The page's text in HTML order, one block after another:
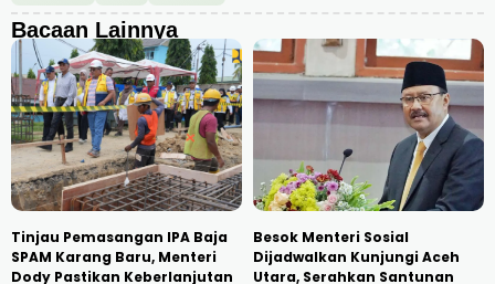
Bacaan Lainnya
Tinjau Pemasangan IPA Baja
SPAM Karang Baru, Menteri
Dody Pastikan Keberlanjutan
Besok Menteri Sosial
Dijadwalkan Kunjungi Aceh
Utara, Serahkan Santunan